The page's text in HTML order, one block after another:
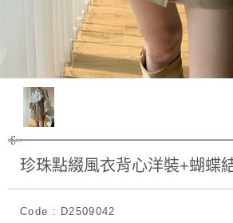
珍珠點綴風衣背心洋裝+蝴蝶
Code : D2509042